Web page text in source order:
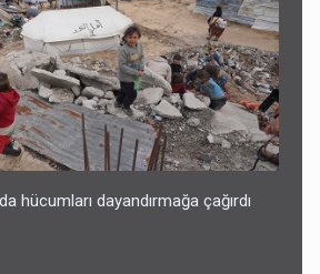
hücumları dayandırmağa çağırdı